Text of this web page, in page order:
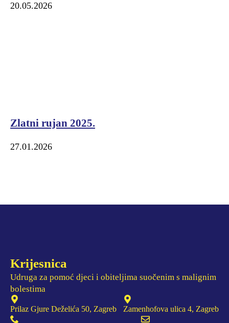
20.05.2026
Zlatni rujan 2025.
27.01.2026
Krijesnica
Udruga za pomoć djeci i obiteljima suočenim s malignim
bolestima
Prilaz Gjure Deželića 50, Zagreb Zamenhofova ulica 4, Zagreb